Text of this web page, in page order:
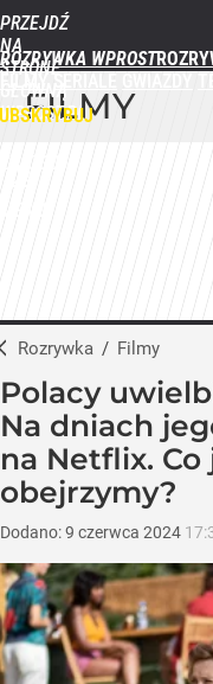
PRZEJDŹ
NA
STRONĘ
GŁÓWNĄ
WPROST.PL
ROZRYWKA WPROST
FILMY
Rozrywka / Filmy
Polacy
Na dniach
na Netflix.
obejrzymy?
Dodano:9 czerwca 2024